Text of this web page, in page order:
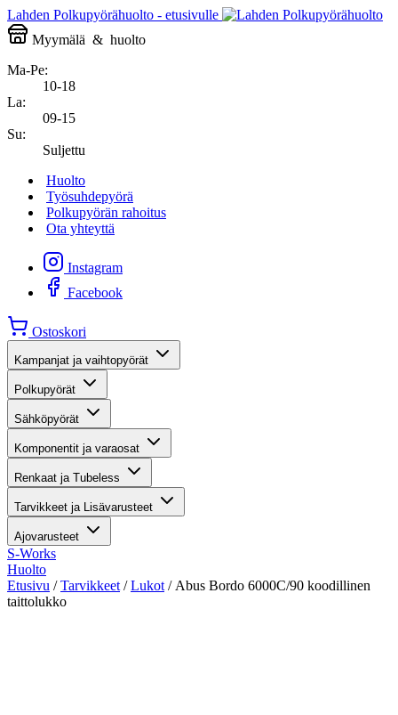
Lahden Polkupyörähuolto - etusivulle
Myymälä & huolto
Ma-Pe:
10-18
La:
09-15
Su:
Suljettu
Huolto
Työsuhdepyörä
Polkupyörän rahoitus
Ota yhteyttä
Instagram
Facebook
Ostoskori
Kampanjat ja vaihtopyörät
Polkupyörät
Sähköpyörät
Komponentit ja varaosat
Renkaat ja Tubeless
Tarvikkeet ja Lisävarusteet
Ajovarusteet
S-Works
Huolto
Etusivu /Tarvikkeet /Lukot / Abus Bordo 6000C/90 koodillinen
taittolukko